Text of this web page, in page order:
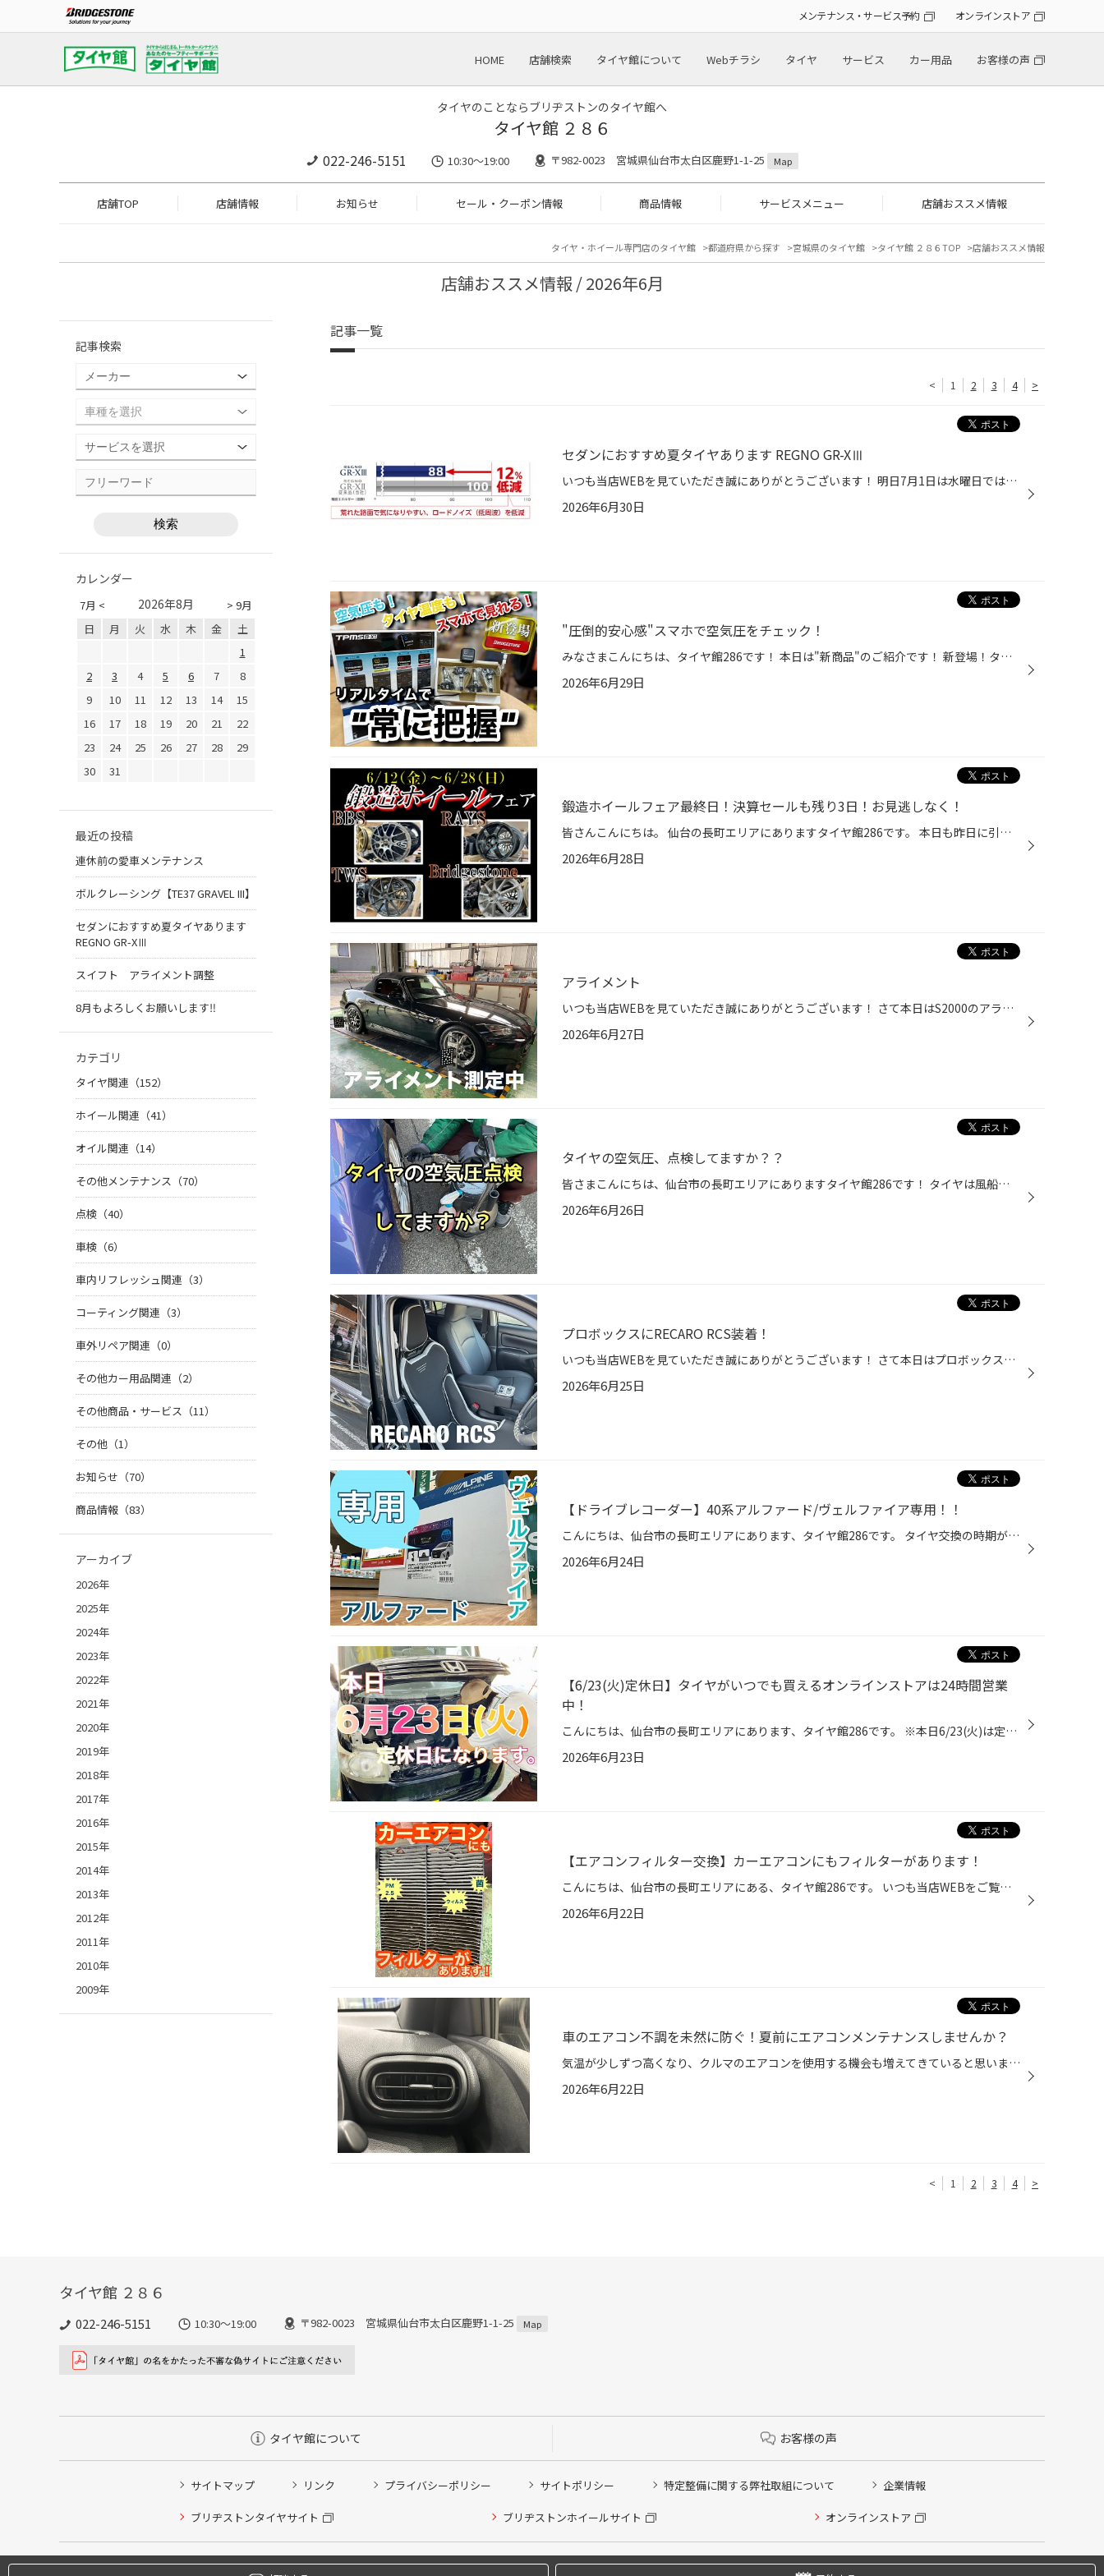
メンテナンス・サービス予約 オンラインストア
HOME 店舗検索 タイヤ館について Webチラシ タイヤ サービス カー用品 お客様の声
タイヤのことならブリヂストンのタイヤ館へ
タイヤ館 ２８６
022-246-5151 10:30～19:00 〒982-0023 宮城県仙台市太白区鹿野1-1-25 Map
店舗TOP 店舗情報 お知らせ セール・クーポン情報 商品情報 サービスメニュー 店舗おススメ情報
タイヤ・ホイール専門店のタイヤ館 都道府県から探す 宮城県のタイヤ館 タイヤ館 ２８６TOP 店舗おススメ情報
店舗おススメ情報 / 2026年6月
記事一覧
< 1 2 3 4 >
セダンにおすすめ夏タイヤあります REGNO GR-XⅢ
いつも当店WEBを見ていただき誠にありがとうございます！ 明日7月1日は水曜日ではありますが、定休日をいただきますのでよろしくお願いいたします。 さて本日はブリヂストンのプレミアムタイヤREGNOのお話。私の一押しタイヤでもあります！ セダンにおすすめ夏タイヤあります REGNO GR-XⅢ 乗り心地...
2026年6月30日
"圧倒的安心感"スマホで空気圧をチェック！
みなさまこんにちは、タイヤ館286です！ 本日は"新商品"のご紹介です！ 新登場！タイヤ空気圧センサー「TPMS B‑X1」 タイヤ空気圧センサー TPMS B‑X1 は、走行中のタイヤ状態をリアルタイムで“視える化”。 ドライバーの安心と安全を支えるモニタリングシステムです！ 空気圧の低下はなかなか気づき...
2026年6月29日
鍛造ホイールフェア最終日！決算セールも残り3日！お見逃しなく！
皆さんこんにちは。 仙台の長町エリアにありますタイヤ館286です。 本日も昨日に引き続き良い天気ですね！ 気温も高いので水分補給して体調に気をつけてお過ごしください。 本日は鍛造ホイールフェア最終日となります。 ホイールをご検討中の方や気になっている方でも大歓迎です！！ また決算セール...
2026年6月28日
アライメント
いつも当店WEBを見ていただき誠にありがとうございます！ さて本日はS2000のアライメント測定調整です。タイヤを新しくしたのでせっかくなのでアライメントを。若干のズレがありましたので、純正基準値に合わせて完了です。 こちらの季節楽しいドライブができますね！バックミュージックは日曜日よ...
2026年6月27日
タイヤの空気圧、点検してますか？？
皆さまこんにちは、仙台市の長町エリアにありますタイヤ館286です！ タイヤは風船と同じゴム製品の為、空気が自然と抜けてしまいます。 特に【前回のタイヤ交換から半年ほど保管したタイヤ】は空気圧が低下している場合が殆どです。 空気圧は、お車ごとに指定空気圧が定められており、下回ったまま...
2026年6月26日
プロボックスにRECARO RCS装着！
いつも当店WEBを見ていただき誠にありがとうございます！ さて本日はプロボックスにRECARO RCS装着事例のご紹介です。 フルバケットシートをベースに長距離、長時間の運転も疲れにくい新たなコンフォートシート。腰痛の原因ともなる熱のこもりや湿気をスリットのベンチレーションで軽減。RECARO高品...
2026年6月25日
【ドライブレコーダー】40系アルファード/ヴェルファイア専用！！
こんにちは、仙台市の長町エリアにあります、タイヤ館286です。 タイヤ交換の時期が過ぎると タイヤ以外のご相談が増えますが、 その中でも多いのがドライブレコーダー！ 前後カメラのドライブレコーダーは在庫してます★ 即日取り付けできる場合もございますので、 ご相談ください(^^) さらに車種専...
2026年6月24日
【6/23(火)定休日】タイヤがいつでも買えるオンラインストアは24時間営業
中！
こんにちは、仙台市の長町エリアにあります、タイヤ館286です。 ※本日6/23(火)は定休日になります。 ⭐︎★定休日でもWEB作業予約・オンラインストアでのタイヤのご注文は24時間受付中★⭐︎ 【WEB作業予約】 「定休日で電話が繋がらない…」「電話をかける時間がない…」などとお困りの方はいらっしゃい...
2026年6月23日
【エアコンフィルター交換】カーエアコンにもフィルターがあります！
こんにちは、仙台市の長町エリアにある、タイヤ館286です。 いつも当店WEBをご覧いただきありがとうございます！ 本日はこれから活躍するカーエアコンのメンテナンスについてです！ 東北地方も本格的に梅雨がはじまりました！ 毎日しっとりじめじめ。 車のエアコンをつけると…なんだかイヤな臭いが...
2026年6月22日
車のエアコン不調を未然に防ぐ！夏前にエアコンメンテナンスしませんか？
気温が少しずつ高くなり、クルマのエアコンを使用する機会も増えてきていると思います。 是非、夏本番を迎える前におクルマのエアコンのメンテナンスをしませんか？ 【より快適に♪今がおススメ！カーエアコンのメンテナンス】 ■エアコンガスクリーニング おクルマの経年劣化によって、エアコンの効...
2026年6月22日
< 1 2 3 4 >
記事検索
カレンダー
7月 < > 9月
2026年8月
日 月 火 水 木 金
土
1
2
3 4 5 6 7
8
9
10 11 12 13 14
15
16
17 18 19 20 21
22
23
24 25 26 27 28
29
30
31
最近の投稿
連休前の愛車メンテナンス
ボルクレーシング【TE37 GRAVEL III】
セダンにおすすめ夏タイヤあります
REGNO GR-XⅢ
スイフト アライメント調整
8月もよろしくお願いします‼︎
カテゴリ
タイヤ関連（152）
ホイール関連（41）
オイル関連（14）
その他メンテナンス（70）
点検（40）
車検（6）
車内リフレッシュ関連（3）
コーティング関連（3）
車外リペア関連（0）
その他カー用品関連（2）
その他商品・サービス（11）
その他（1）
お知らせ（70）
商品情報（83）
アーカイブ
2026年
2025年
2024年
2023年
2022年
2021年
2020年
2019年
2018年
2017年
2016年
2015年
2014年
2013年
2012年
2011年
2010年
2009年
タイヤ館 ２８６
022-246-5151 10:30～19:00 〒982-0023 宮城県仙台市太白区鹿野1-1-25 Map
タイヤ館について お客様の声
サイトマップ リンク プライバシーポリシー サイトポリシー 特定整備に関する弊社取組について 企業情報
ブリヂストンタイヤサイト ブリヂストンホイールサイト オンラインストア
タイヤ点検・安全点検/タイヤ履き替え/オイル交換/その他ピット作業の予約
クローク契約会員専用タイヤ履き替え※タイヤ履き替えを希望のクローク契約会員の方はこちらを選択ください
本日のタイヤ履き替え順番待ち予約 ※クローク契約会員の方はご利用いただけません